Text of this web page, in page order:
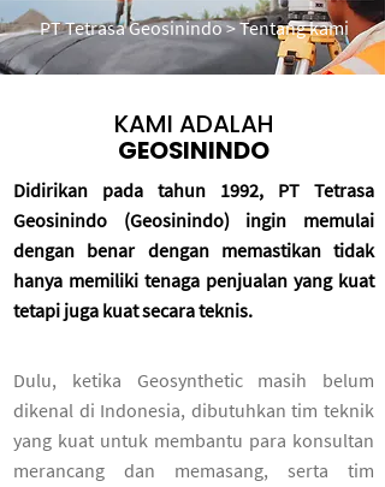
PT Tetrasa Geosinindo> Tentang kami
KAMI ADALAH
GEOSININDO
Didirikan pada tahun 1992, PT Tetrasa
Geosinindo (Geosinindo) ingin memulai
dengan benar dengan memastikan tidak
hanya memiliki tenaga penjualan yang kuat
tetapi juga kuat secara teknis.
Dulu, ketika Geosynthetic masih belum
dikenal di Indonesia, dibutuhkan tim teknik
yang kuat untuk membantu para konsultan
merancang dan memasang, serta tim